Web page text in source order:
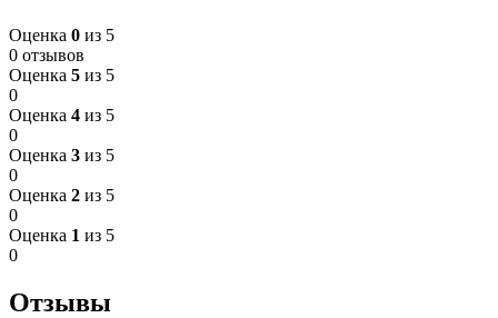
Оценка 0 из 5
0 отзывов
Оценка 5 из 5
0
Оценка 4 из 5
0
Оценка 3 из 5
0
Оценка 2 из 5
0
Оценка 1 из 5
0
Отзывы